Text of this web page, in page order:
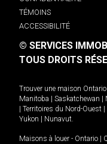
TÉMOINS
ACCESSIBILITÉ
© SERVICES
TOUS DROITS
Trouver une maison Ontario
Manitoba
Saskatchewan
Territoires du Nord-Ouest
Yukon
Nunavut.
Maisons à louer - Ontario